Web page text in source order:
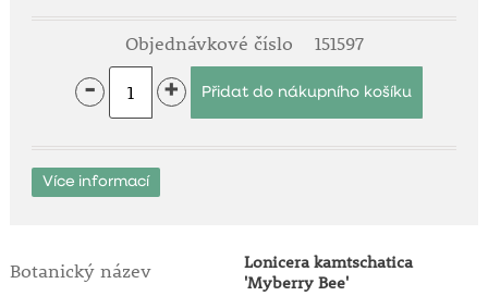
Objednávkové číslo 151597
- +
Více informací
Botanický název
Lonicera kamtschatica
'Myberry Bee'